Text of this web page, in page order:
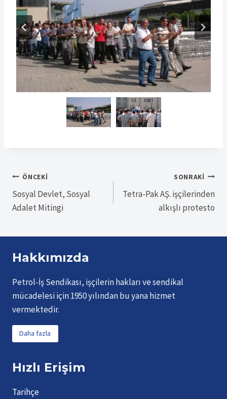
Yazı
gezinmesi
ÖNCEKI
Sosyal Devlet, Sosyal
Adalet Mitingi
SONRAKI
Tetra-Pak AŞ. işçilerinden
alkışlı protesto
Hakkımızda
Petrol-İş Sendikası, işçilerin hakları ve sendikal
mücadelesi için 1950 yılından bu yana hizmet
vermektedir.
Daha fazla
Hızlı Erişim
Tarihçe